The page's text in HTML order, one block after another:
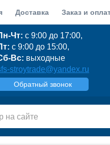
Доставка Заказ и
Чт: с 9:00 до 17:00,
с 9:00 до 15:00,
Вс: выходные
stroytrade@yandex.ru
Обратный звонок